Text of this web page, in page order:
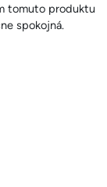
tomuto produktu
spokojná.